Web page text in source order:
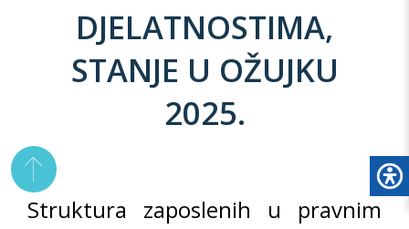
DJELATNOSTIMA,
STANJE U OŽUJKU
2025.
Struktura zaposlenih u pravnim